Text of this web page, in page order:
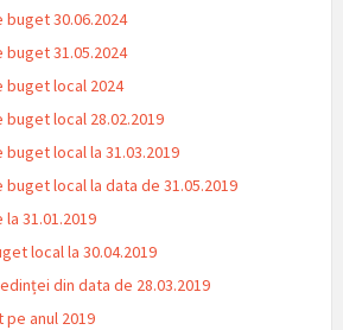
30.06.2024
31.05.2024
buget local 2024
local 28.02.2019
local la 31.03.2019
local la data de 31.05.2019
31.01.2019
local la 30.04.2019
din data de 28.03.2019
anul 2019